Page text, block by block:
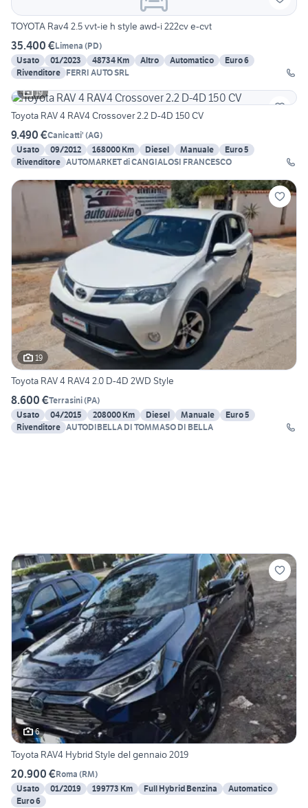
TOYOTA Rav4 2.5 vvt-ie h style awd-i 222cv e-cvt
35.400 €Limena (PD)
Usato
01/2023 48734 Km Altro Automatico
Euro 6
Rivenditore FERRI AUTO SRL
19
Toyota RAV 4 RAV4 Crossover 2.2 D-4D 150 CV
9.490 €Canicatti' (AG)
Usato
09/2012 168000 Km Diesel Manuale
Euro 5
Rivenditore AUTOMARKET di CANGIALOSI FRANCESCO
19
Toyota RAV 4 RAV4 2.0 D-4D 2WD Style
8.600 €Terrasini(PA)
Usato
04/2015 208000 Km Diesel Manuale
Euro 5
Rivenditore
AUTODIBELLA DI TOMMASO DI BELLA
6
Toyota RAV4 Hybrid Style del gennaio 2019
20.900 €Roma (RM)
Usato
01/2019 199773 Km Full Hybrid Benzina
Automatico
Euro 6